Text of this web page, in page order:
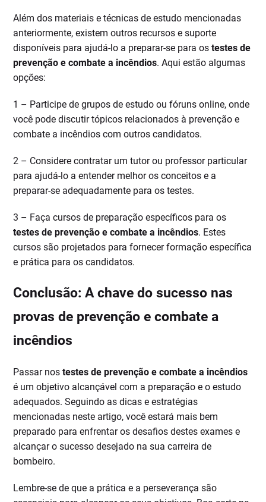
Além dos materiais e técnicas de estudo mencionadas
anteriormente, existem outros recursos e suporte
disponíveis para ajudá-lo a preparar-se para ostestes de
prevenção e combate a incêndios. Aqui estão algumas
opções:
1 – Participe de grupos de estudo ou fóruns online, onde
você pode discutir tópicos relacionados à prevenção e
combate a incêndios com outros candidatos.
2 – Considere contratar um tutor ou professor particular
para ajudá-lo a entender melhor os conceitos e a
preparar-se adequadamente para os testes.
3 – Faça cursos de preparação específicos para os
testes de prevenção e combate a incêndios. Estes
cursos são projetados para fornecer formação específica
e prática para os candidatos.
Conclusão: A chave do sucesso nas
provas de prevenção e combate a
incêndios
Passar nostestes de prevenção e combate a incêndios
é um objetivo alcançável com a preparação e o estudo
adequados. Seguindo as dicas e estratégias
mencionadas neste artigo, você estará mais bem
preparado para enfrentar os desafios destes exames e
alcançar o sucesso desejado na sua carreira de
bombeiro.
Lembre-se de que a prática e a perseverança são